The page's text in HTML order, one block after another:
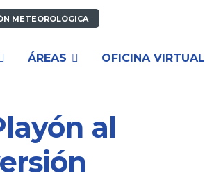
METEOROLÓGICA
ÁREAS OFICINA VIRTUAL
al